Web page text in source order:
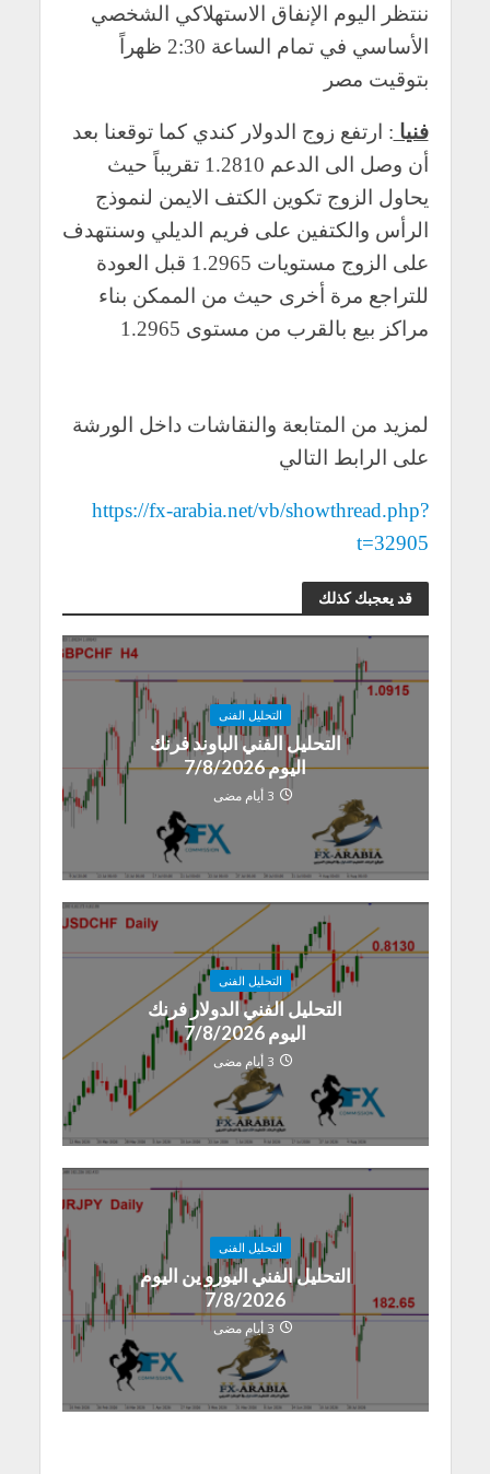
ننتظر اليوم الإنفاق الاستهلاكي الشخصي
الأساسي في تمام الساعة 2:30 ظهراً
بتوقيت مصر
فنيا : ارتفع زوج الدولار كندي كما توقعنا بعد
أن وصل الى الدعم 1.2810 تقريباً حيث
يحاول الزوج تكوين الكتف الايمن لنموذج
الرأس والكتفين على فريم الديلي وسنتهدف
على الزوج مستويات 1.2965 قبل العودة
للتراجع مرة أخرى حيث من الممكن بناء
مراكز بيع بالقرب من مستوى 1.2965
لمزيد من المتابعة والنقاشات داخل الورشة
على الرابط التالي
https://fx-arabia.net/vb/showthread.php?
t=32905
قد يعجبك كذلك
التحليل الفنى
التحليل الفني الباوند فرنك
اليوم 7/8/2026
3 أيام مضى
التحليل الفنى
التحليل الفني الدولار فرنك
اليوم 7/8/2026
3 أيام مضى
التحليل الفنى
التحليل الفني اليورو ين اليوم
7/8/2026
3 أيام مضى